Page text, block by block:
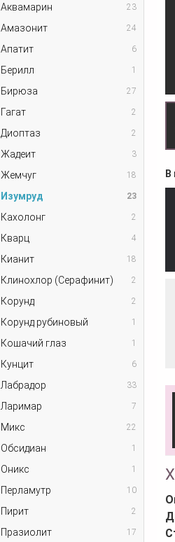
Аквамарин 23
Амазонит 24
Апатит 6
Берилл 1
Бирюза 27
Гагат 2
Диоптаз 2
Жадеит 3
Жемчуг 18
Изумруд 23
Кахолонг 2
Кварц 4
Кианит 18
Клинохлор (Серафинит) 2
Корунд 2
Корунд рубиновый 1
Кошачий глаз 1
Кунцит 6
Лабрадор 33
Ларимар 7
Микс 22
Обсидиан 1
Оникс 1
Перламутр 10
Пирит 2
Празиолит 17
В